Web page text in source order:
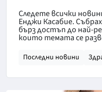
Следете всички
Енджи Касабие.
бърз достъп до най-
които темата се
Последни новини